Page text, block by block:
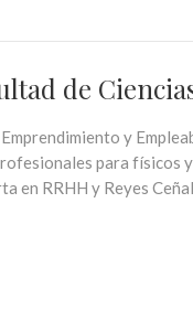
de
y
para físicos
en RRHH y Reyes